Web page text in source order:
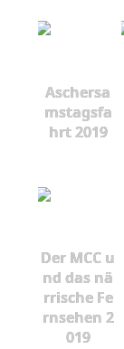
Aschersa
mstagsfa
hrt 2019
Der MCC u
nd das nä
rrische Fe
rnsehen 2
019